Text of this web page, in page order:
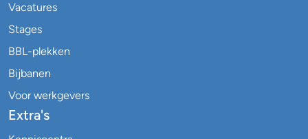
Vacatures
Stages
BBL-plekken
Bijbanen
Voor werkgevers
Extra's